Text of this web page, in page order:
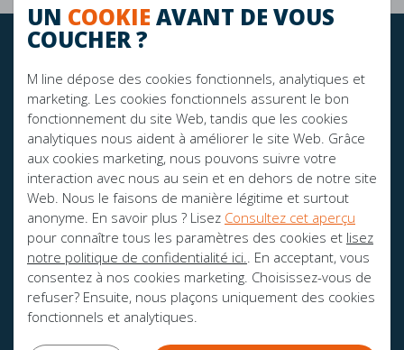
UN COOKIE AVANT DE VOUS
COUCHER ?
M line dépose des cookies fonctionnels, analytiques et
marketing. Les cookies fonctionnels assurent le bon
fonctionnement du site Web, tandis que les cookies
analytiques nous aident à améliorer le site Web. Grâce
aux cookies marketing, nous pouvons suivre votre
interaction avec nous au sein et en dehors de notre site
Web. Nous le faisons de manière légitime et surtout
anonyme. En savoir plus ? Lisez Consultez cet aperçu
pour connaître tous les paramètres des cookies et lisez
notre politique de confidentialité ici.
. En acceptant, vous
consentez à nos cookies marketing. Choisissez-vous de
refuser? Ensuite, nous plaçons uniquement des cookies
fonctionnels et analytiques.
FIER SPONSOR DE: